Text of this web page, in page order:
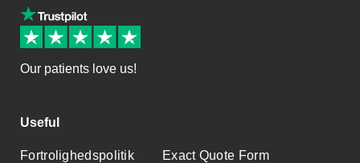
Our patients love us!
Useful
Fortrolighedspolitik Exact Quote Form